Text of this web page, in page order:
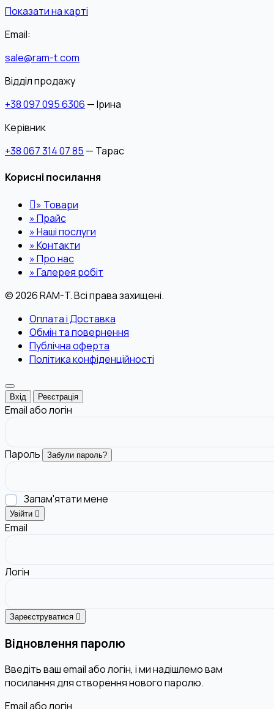
Показати на карті
Email:
sale@ram-t.com
Відділ продажу
+38 097 095 6306 — Ірина
Керівник
+38 067 314 07 85 — Тарас
Корисні посилання
» Товари
»Прайс
»Наші послуги
»Контакти
»Про нас
»Галерея робіт
© 2026 RAM-T. Всі права захищені.
Оплата і Доставка
Обмін та повернення
Публічна оферта
Політика конфіденційності
Вхід Реєстрація
Email або логін
Пароль Забули пароль?
Запам'ятати мене
Увійти
Email
Логін
Зареєструватися
Відновлення паролю
Введіть ваш email або логін, і ми надішлемо вам
посилання для створення нового паролю.
Email або логін